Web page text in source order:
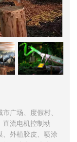
广场、度假村、
直流电机控制动
、外植胶皮、喷涂